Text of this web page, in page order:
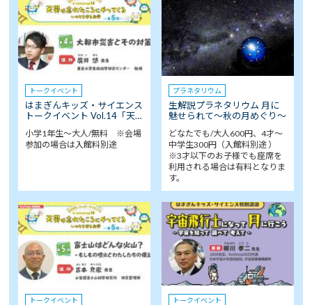
トークイベント
はまぎんキッズ・サイエンス
トークイベント Vol.14「天…
小学1年生～大人/無料 ※会場
参加の場合は入館料別途
プラネタリウム
生解説プラネタリウム 月に
魅せられて～秋の月めぐり～
どなたでも/大人600円、4才～
中学生300円（入館料別途 ）
※3才以下のお子様でも座席を
利用される場合は有料となりま
す。
トークイベント トークイベント